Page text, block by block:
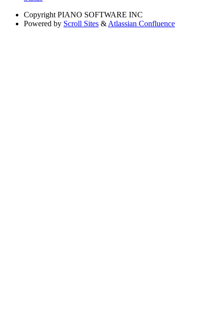
Copyright PIANO SOFTWARE INC
Powered by Scroll Sites & Atlassian Confluence